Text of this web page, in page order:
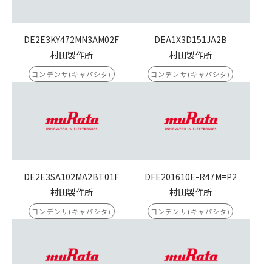
DE2E3KY472MN3AM02F
村田製作所
コンデンサ(キャパシタ)
DEA1X3D151JA2B
村田製作所
コンデンサ(キャパシタ)
DE2E3SA102MA2BT01F
村田製作所
コンデンサ(キャパシタ)
DFE201610E-R47M=P2
村田製作所
コンデンサ(キャパシタ)